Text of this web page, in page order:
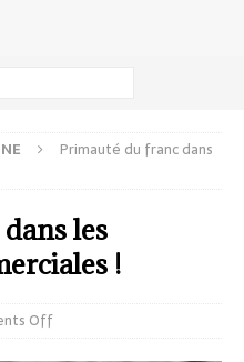
Primauté du franc dans
les
!
Off